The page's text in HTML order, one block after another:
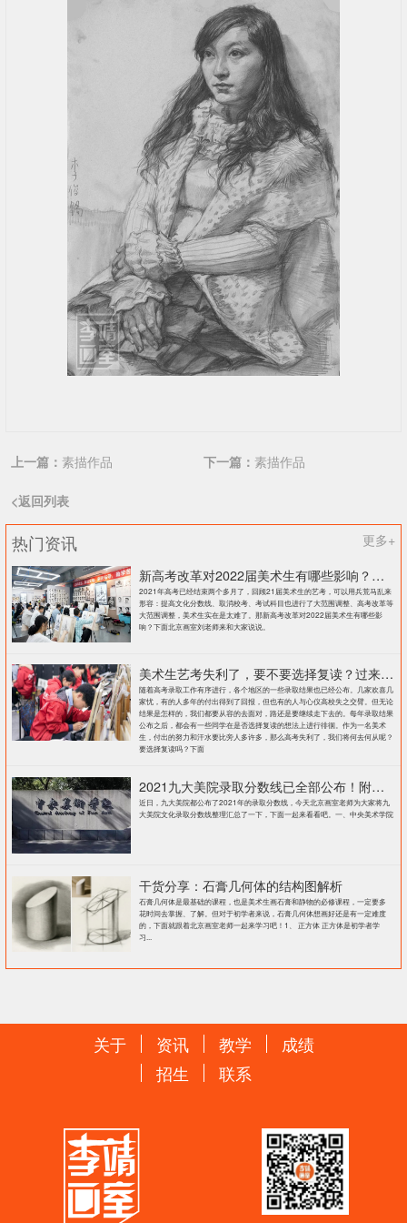
上一篇： 素描作品 下一篇： 素描作品
<返回列表
热门资讯
更多+
新高考改革对2022届美术生有哪些影响？北京画室刘老师来和大家说说
2021年高考已经结束两个多月了，回顾21届美术生的艺考，可以用兵荒马乱来
形容：提高文化分数线、取消校考、考试科目也进行了大范围调整、高考改革等
大范围调整，美术生实在是太难了。那新高考改革对2022届美术生有哪些影
响？下面北京画室刘老师来和大家说说。
美术生艺考失利了，要不要选择复读？过来人提出这几点建议
随着高考录取工作有序进行，各个地区的一些录取结果也已经公布。几家欢喜几
家忧，有的人多年的付出得到了回报，但也有的人与心仪高校失之交臂。但无论
结果是怎样的，我们都要从容的去面对，路还是要继续走下去的。每年录取结果
公布之后，都会有一些同学在是否选择复读的想法上进行徘徊。作为一名美术
生，付出的努力和汗水要比旁人多许多，那么高考失利了，我们将何去何从呢？
要选择复读吗？下面
2021九大美院录取分数线已全部公布！附各大院校录取分数线汇总！
近日，九大美院都公布了2021年的录取分数线，今天北京画室老师为大家将九
大美院文化录取分数线整理汇总了一下，下面一起来看看吧。一、中央美术学院
干货分享：石膏几何体的结构图解析
石膏几何体是最基础的课程，也是美术生画石膏和静物的必修课程，一定要多
花时间去掌握、了解。但对于初学者来说，石膏几何体想画好还是有一定难度
的，下面就跟着北京画室老师一起来学习吧！1、 正方体 正方体是初学者学
习...
关于 资讯 教学
成绩
招生
联系